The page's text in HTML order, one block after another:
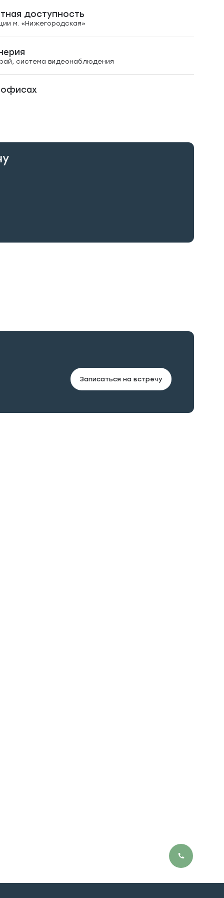
доступность
м. «Нижегородская»
система видеонаблюдения
офисах
Записаться на встречу